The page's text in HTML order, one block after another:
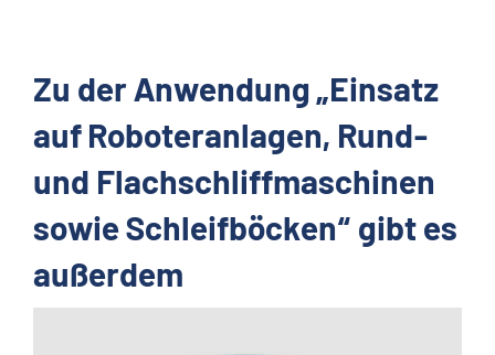
Zu der Anwendung „Einsatz
auf Roboteranlagen, Rund-
und Flachschliffmaschinen
sowie Schleifböcken“ gibt es
außerdem